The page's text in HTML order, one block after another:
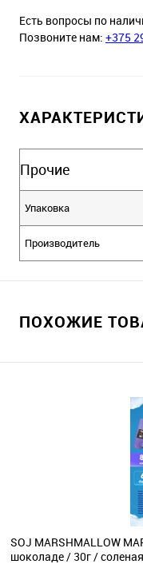
Есть вопросы по
Позвоните нам: +375
Прочие
Упаковка
Производитель
ПОХОЖИЕ
SOJ MARSHMALLOW
шоколаде / 30г /